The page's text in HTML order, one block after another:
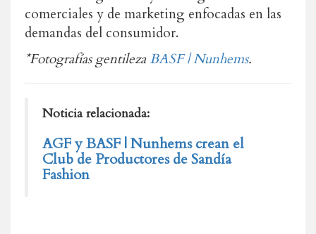
comerciales y de marketing enfocadas en las
demandas del consumidor.
*Fotografías gentilezaBASF | Nunhems.
Noticia relacionada:
AGF y BASF | Nunhems crean el
Club de Productores de Sandía
Fashion